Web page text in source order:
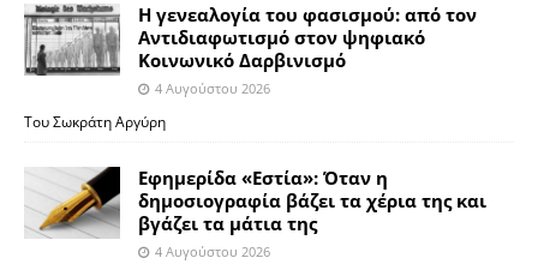
Η γενεαλογία του φασισμού: από τον
Αντιδιαφωτισμό στον ψηφιακό
Κοινωνικό Δαρβινισμό
4 Αυγούστου 2026
Του Σωκράτη Αργύρη
Εφημερίδα «Εστία»: Όταν η
δημοσιογραφία βάζει τα χέρια της και
βγάζει τα μάτια της
4 Αυγούστου 2026